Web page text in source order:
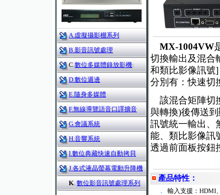
MX-1004VW
切換輸出及混合
和類比影像訊號
分別有：快速切
該混合矩陣切
與轉換)後傳送
訊號統一輸出、
能、類比影像訊
透過前面板按鈕
產品特性：
．
輸入支援：HDMI
A.虛擬攝影棚系列
B.影音訊號處理
C.數位多媒體錄放影機:
D.數位週邊
E.隨身多媒體
F.無線導覽語音口譯擴音
G.會議系統
H.音響系統
I.數位典藏快速自動拷貝
J.各式液晶螢幕電動升降機
K.數位影音訊號處理系列